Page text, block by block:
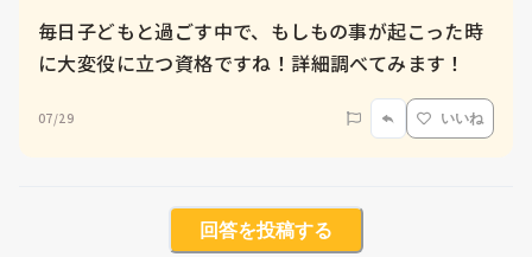
毎日子どもと過ごす中で、もしもの事が起こった時
に大変役に立つ資格ですね！詳細調べてみます！
07/29 いいね
回答を投稿する